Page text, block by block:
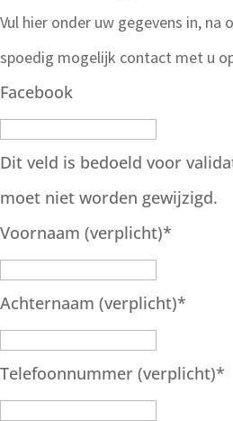
Vul hier onder uw gegevens in, na
spoedig mogelijk contact met u
Facebook
Dit veld is bedoeld voor
moet niet worden gewijzigd.
Voornaam (verplicht)*
Achternaam (verplicht)*
Telefoonnummer (verplicht)*